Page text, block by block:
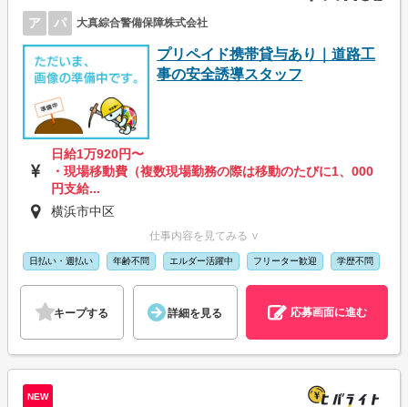
ア パ 大真綜合警備保障株式会社
プリペイド携帯貸与あり｜道路工
事の安全誘導スタッフ
日給1万920円〜
・現場移動費（複数現場勤務の際は移動のたびに1、000
円支給...
横浜市中区
仕事内容を見てみる ∨
日払い・週払い 年齢不問 エルダー活躍中 フリーター歓迎 学歴不問
キープする 詳細を見る 応募画面に進む
NEW